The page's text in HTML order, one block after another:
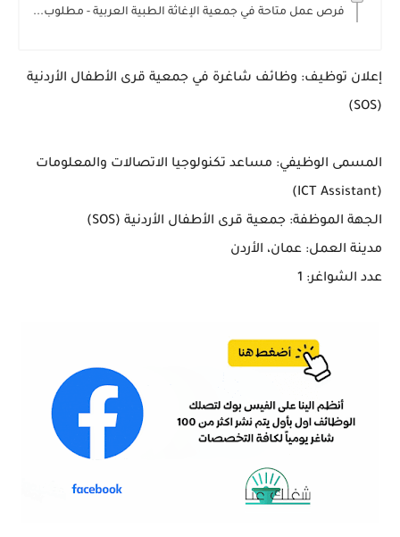
فرص عمل متاحة في جمعية الإغاثة الطبية العربية - مطلوب...
إعلان توظيف: وظائف شاغرة في جمعية قرى الأطفال الأردنية
(SOS)
المسمى الوظيفي: مساعد تكنولوجيا الاتصالات والمعلومات
(ICT Assistant)
الجهة الموظفة: جمعية قرى الأطفال الأردنية (SOS)
مدينة العمل: عمان، الأردن
عدد الشواغر: 1